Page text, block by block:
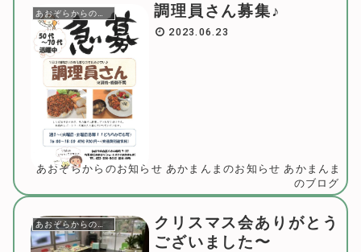
調理員さん募集♪
2023.06.23
あおぞらからのお知らせ あかまんまのお知らせ あかまんま
のブログ
あおぞらからのお知らせ
クリスマス会ありがとう
ございました〜